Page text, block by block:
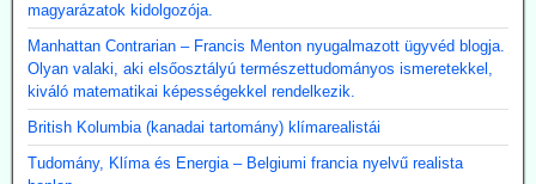
magyarázatok kidolgozója.
Manhattan Contrarian – Francis Menton nyugalmazott ügyvéd blogja.
Olyan valaki, aki elsőosztályú természettudományos ismeretekkel,
kiváló matematikai képességekkel rendelkezik.
British Kolumbia (kanadai tartomány) klímarealistái
Tudomány, Klíma és Energia – Belgiumi francia nyelvű realista